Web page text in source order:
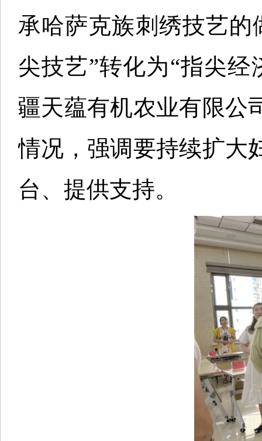
承哈萨克族刺绣技艺
尖技艺”转化为“指尖
疆天蕴有机农业有限公
情况，强调要持续扩大
台、提供支持。